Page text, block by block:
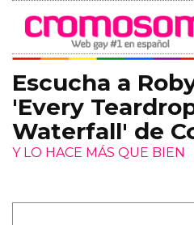
Escucha a
'Every
Waterfall' de
Y LO HACE MÁS QUE BIEN